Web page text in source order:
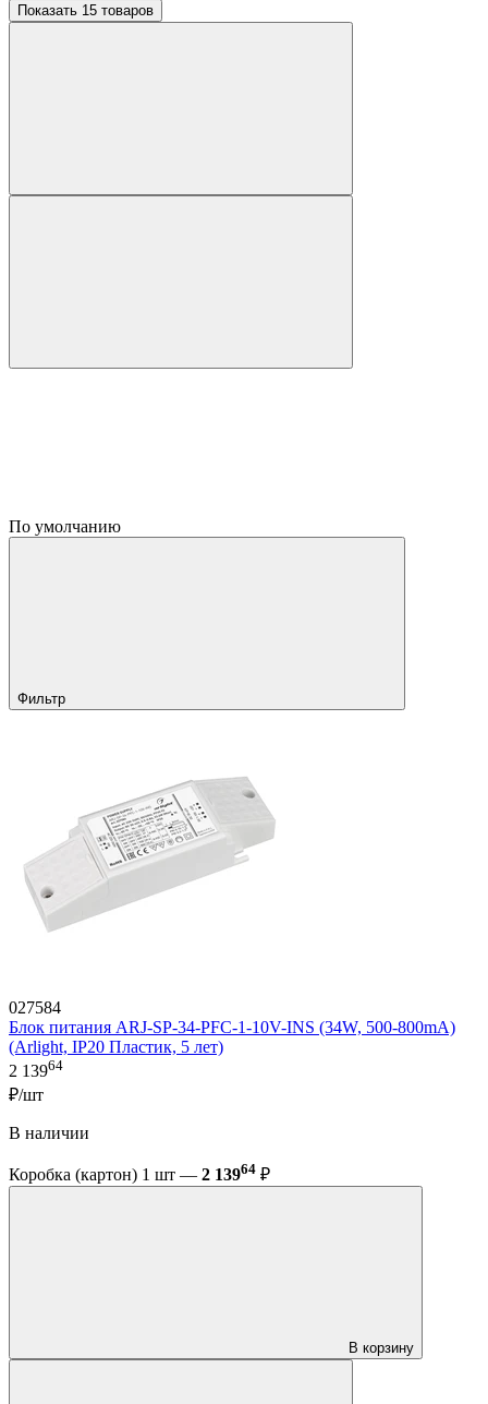
Показать 15 товаров
По умолчанию
Фильтр
027584
Блок питания ARJ-SP-34-PFC-1-10V-INS (34W, 500-800mA)
(Arlight, IP20 Пластик, 5 лет)
2 13964
₽/шт
В наличии
Коробка (картон) 1 шт — 2 13964 ₽
В корзину